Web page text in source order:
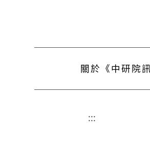
關於《中研院訊
:::